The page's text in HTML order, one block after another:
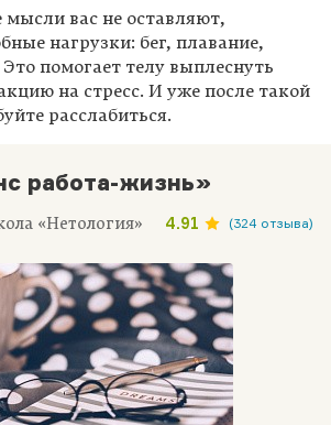
мысли вас не оставляют,
нагрузки: бег, плавание,
помогает телу выплеснуть
на стресс. И уже после такой
расслабиться.
работа-жизнь»
«Нетология» 4.91 (324 отзыва)